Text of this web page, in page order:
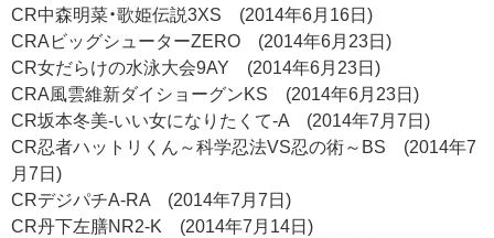
CR中森明菜・歌姫伝説3XS (2014年6月16日)
CRAビッグシューターZERO (2014年6月23日)
CR女だらけの水泳大会9AY (2014年6月23日)
CRA風雲維新ダイショーグンKS (2014年6月23日)
CR坂本冬美-いい女になりたくて-A (2014年7月7日)
CR忍者ハットリくん～科学忍法VS忍の術～BS (2014年7
月7日)
CRデジパチA-RA (2014年7月7日)
CR丹下左膳NR2-K (2014年7月14日)